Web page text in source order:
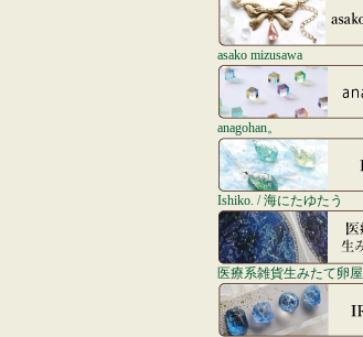
asako mizusawa
anagohan。
Ishiko. / 海にたゆたう
医療系雑貨生みたて卵屋